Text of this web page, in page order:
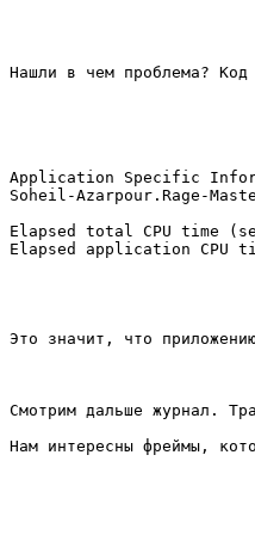
Нашли в чем проблема?
Application Specific
Soheil-Azarpour.Rage-
Elapsed total CPU time
Это значит, что
Смотрим дальше журнал.
Нам интересны фреймы,